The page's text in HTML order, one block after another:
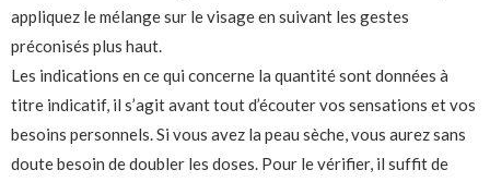
appliquez le mélange sur le visage en suivant les gestes
préconisés plus haut.
Les indications en ce qui concerne la quantité sont données à
titre indicatif, il s’agit avant tout d’écouter vos sensations et vos
besoins personnels. Si vous avez la peau sèche, vous aurez sans
doute besoin de doubler les doses. Pour le vérifier, il suffit de